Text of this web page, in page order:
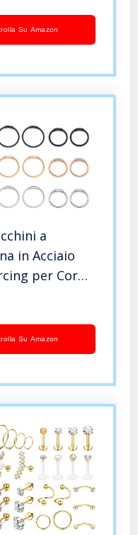
Su Amazon
a
in Acciaio
per Corpo
Su Amazon